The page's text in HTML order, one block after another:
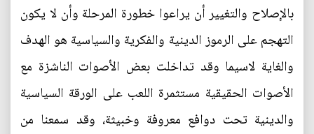
بالإصلاح والتغيير أن يراعوا خطورة المرحلة وأن لا يكون
التهجم على الرموز الدينية والفكرية والسياسية هو الهدف
والغاية لاسيما وقد تداخلت بعض الأصوات الناشزة مع
الأصوات الحقيقية مستثمرة اللعب على الورقة السياسية
والدينية تحت دوافع معروفة وخبيثة، وقد سمعنا من